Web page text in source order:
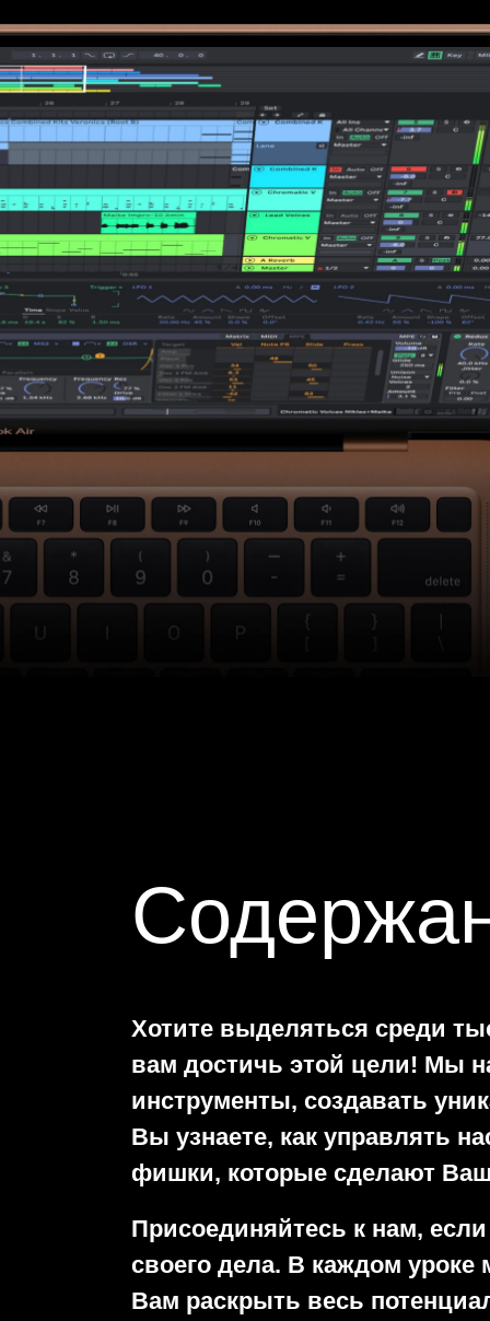
Хотите выделяться среди
вам достичь этой цели! Мы
инструменты, создавать
Вы узнаете, как управлять
фишки, которые сделают
Присоединяйтесь к нам,
своего дела. В каждом
Вам раскрыть весь